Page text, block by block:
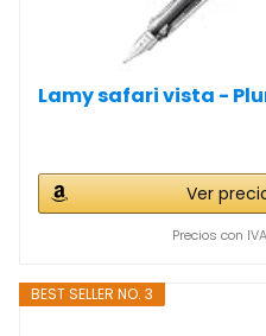
Lamy safari vista -
Ver
Precios con
BEST SELLER NO. 3